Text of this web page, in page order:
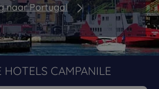
naar Portugal
CAMPANILE